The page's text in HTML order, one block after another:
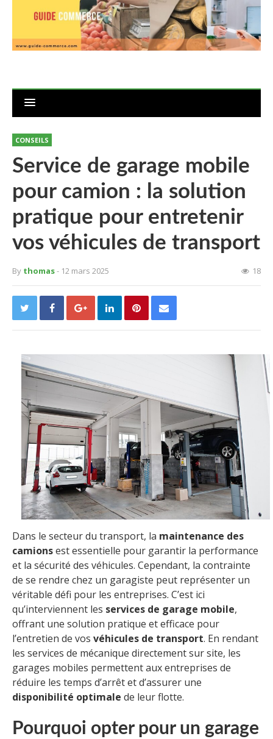
CONSEILS
Service de garage mobile
pour camion : la solution
pratique pour entretenir
vos véhicules de transport
By thomas- 12 mars 2025 18
Dans le secteur du transport, la maintenance des
camionsest essentielle pour garantir la performance
et la sécurité des véhicules. Cependant, la contrainte
de se rendre chez un garagiste peut représenter un
véritable défi pour les entreprises. C’est ici
qu’interviennent les services de garage mobile,
offrant une solution pratique et efficace pour
l’entretien de vos véhicules de transport. En rendant
les services de mécanique directement sur site, les
garages mobiles permettent aux entreprises de
réduire les temps d’arrêt et d’assurer une
disponibilité optimale de leur flotte.
Pourquoi opter pour un garage